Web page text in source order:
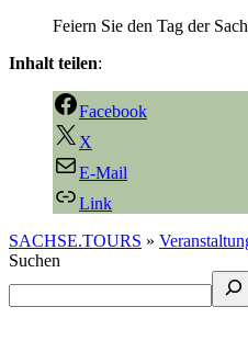
Feiern Sie den Tag der
Inhalt teilen:
Facebook
X
E-Mail
Link
SACHSE.TOURS »
Suchen